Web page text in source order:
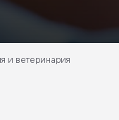
и ветеринария